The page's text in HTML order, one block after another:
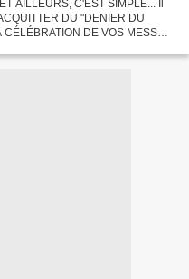
AILLEURS, C'EST SIMPLE... Il
DU "DENIER DU
DE VOS MESSES